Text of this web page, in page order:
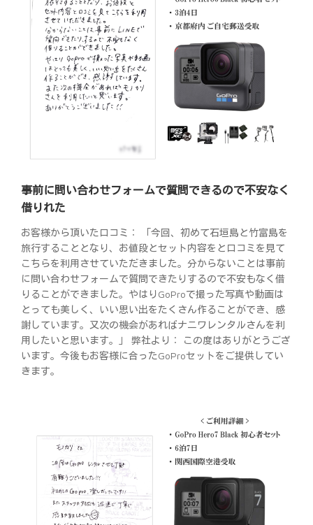
事前に問い合わせフォームで質問できるので不安なく
借りれた
お客様から頂いた口コミ： 「今回、初めて石垣島と竹富島を
旅行することとなり、お値段とセット内容をと口コミを見て
こちらを利用させていただきました。分からないことは事前
に問い合わせフォームで質問できたりするので不安もなく借
りることができました。やはりGoProで撮った写真や動画は
とっても美しく、いい思い出をたくさん作ることができ、感
謝しています。又次の機会があればナニワレンタルさんを利
用したいと思います。」 弊社より： この度はありがとうござ
います。今後もお客様に合ったGoProセットをご提供してい
きます。